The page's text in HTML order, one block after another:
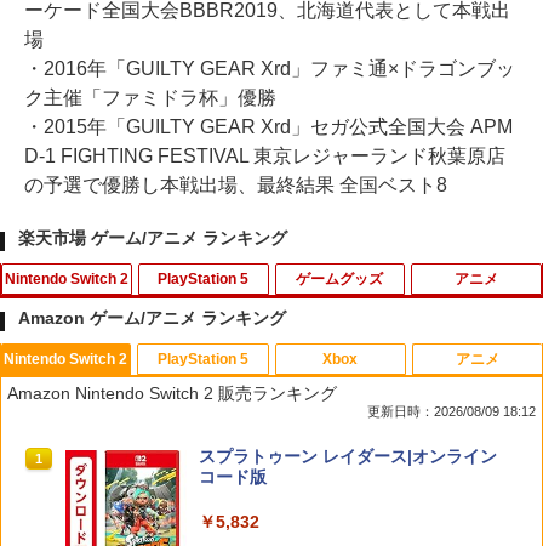
ーケード全国大会BBBR2019、北海道代表として本戦出
場
・2016年「GUILTY GEAR Xrd」ファミ通×ドラゴンブッ
ク主催「ファミドラ杯」優勝
・2015年「GUILTY GEAR Xrd」セガ公式全国大会 APM
D-1 FIGHTING FESTIVAL 東京レジャーランド秋葉原店
の予選で優勝し本戦出場、最終結果 全国ベスト8
楽天市場 ゲーム/アニメ ランキング
Nintendo Switch 2
1
【楽天ブックス限定特典】ドンキーコン
グ バナンザ(「スーパーマリオ」ステッ
￥7,902
PlayStation 5
1
【中古】PS5ドラゴンクエストVII Rei
magined
￥4,518
ゲームグッズ
1
【中古】ぼくとシムのまち リゾートに元
気をとりもどそう! (特典無し)
￥229
Switch2 ケース 即納 スイッチ2 Nintend
アニメ
1
デザート・ローズ 砂の薔薇 雪の黙示録
【Blu-ray】 [ 新谷かおる ]
￥3,573
Amazon ゲーム/アニメ ランキング
Nintendo Switch 2
Amazon Nintendo Switch 2 販売ランキング
更新日時：2026/08/09 18:12
1
スプラトゥーン レイダース|オンライン
コード版
￥5,832
PlayStation 5 Xbox アニメ